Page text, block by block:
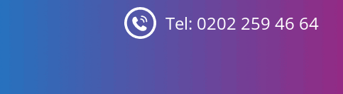
Tel: 0202 259 46 64